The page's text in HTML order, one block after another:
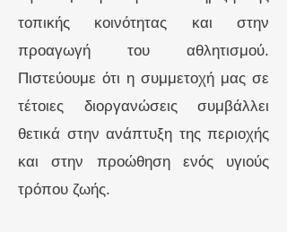
τοπικής κοινότητας και στην
προαγωγή του αθλητισμού.
Πιστεύουμε ότι η συμμετοχή μας σε
τέτοιες διοργανώσεις συμβάλλει
θετικά στην ανάπτυξη της περιοχής
και στην προώθηση ενός υγιούς
τρόπου ζωής.